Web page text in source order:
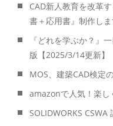
CAD新人教育を改革
書＋応用書』制作しま
『どれを学ぶか？』
版【2025/3/14更新】
MOS、建築CAD検定
amazonで人気！楽し
SOLIDWORKS CSWA